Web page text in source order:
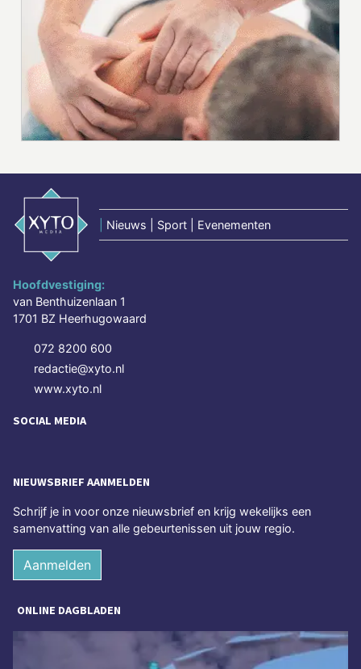
Nieuws | Sport | Evenementen
Hoofdvestiging:
van Benthuizenlaan 1
1701 BZ Heerhugowaard
072 8200 600
redactie@xyto.nl
www.xyto.nl
SOCIAL MEDIA
NIEUWSBRIEF AANMELDEN
Schrijf je in voor onze nieuwsbrief en krijg wekelijks een
samenvatting van alle gebeurtenissen uit jouw regio.
Aanmelden
ONLINE DAGBLADEN